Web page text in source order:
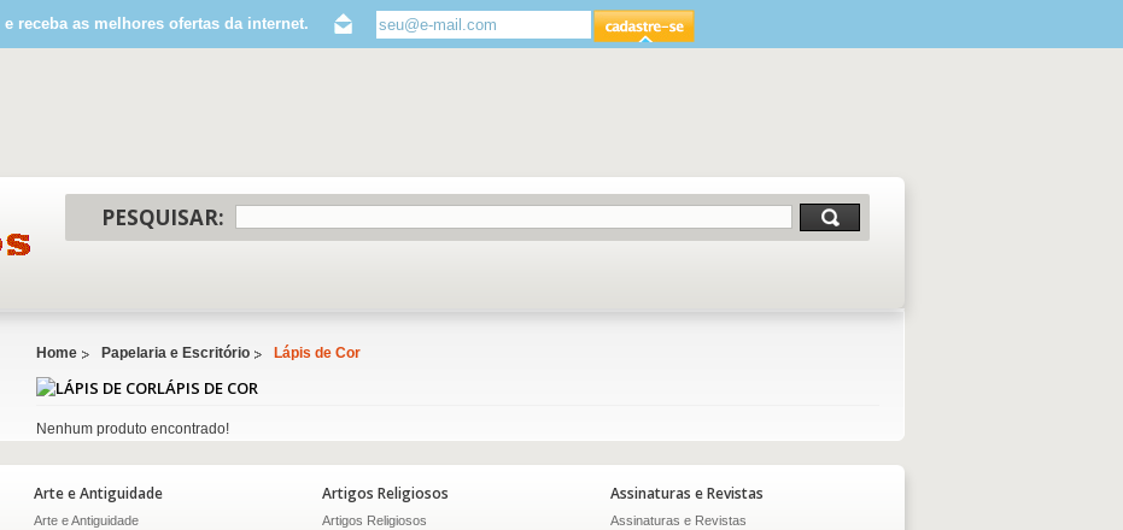
receba as melhores ofertas da internet.
PESQUISAR:
Home Papelaria e Escritório Lápis de Cor
LÁPIS DE COR
Nenhum produto encontrado!
Arte e Antiguidade
Arte e Antiguidade
Artigos Religiosos
Artigos Religiosos
Assinaturas e Revistas
Assinaturas e Revistas